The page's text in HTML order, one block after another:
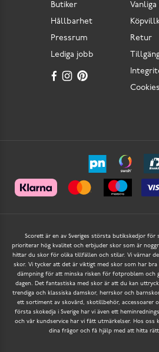
Retur
Cookies
Butiker
Hållbarhet
Pressrum
Lediga jobb
Scorett är en av Sveriges största butikskedjor
prioriterar hög kvalitet och erbjuder skor som är
hittar du skor för olika tillfällen och stilar. Vi värnar
skor. Vi tycker att det är viktigt med skor som har
dämpning för att minska risken för fotproblem och
dagen. Det fantastiska med skor är att du kan
trendiga och klassiska damskor, herrskor och
ett sortiment av skovård, skotillbehör, accessoarer
första skokedja i Sverige har vi även ett
och vår kundservice har vi fått utmärkelser. Hos oss
dina frågor och få hjälp med att hitta